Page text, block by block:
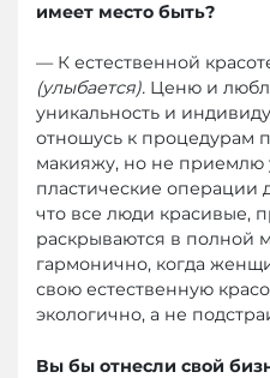
имеет место быть?
— К естественной
(улыбается). Ценю и
уникальность и
отношусь к процедурам
макияжу, но не приемлю
пластические операции
что все люди красивые,
раскрываются в полной
гармонично, когда
свою естественную
экологично, а не
Вы бы отнесли свой